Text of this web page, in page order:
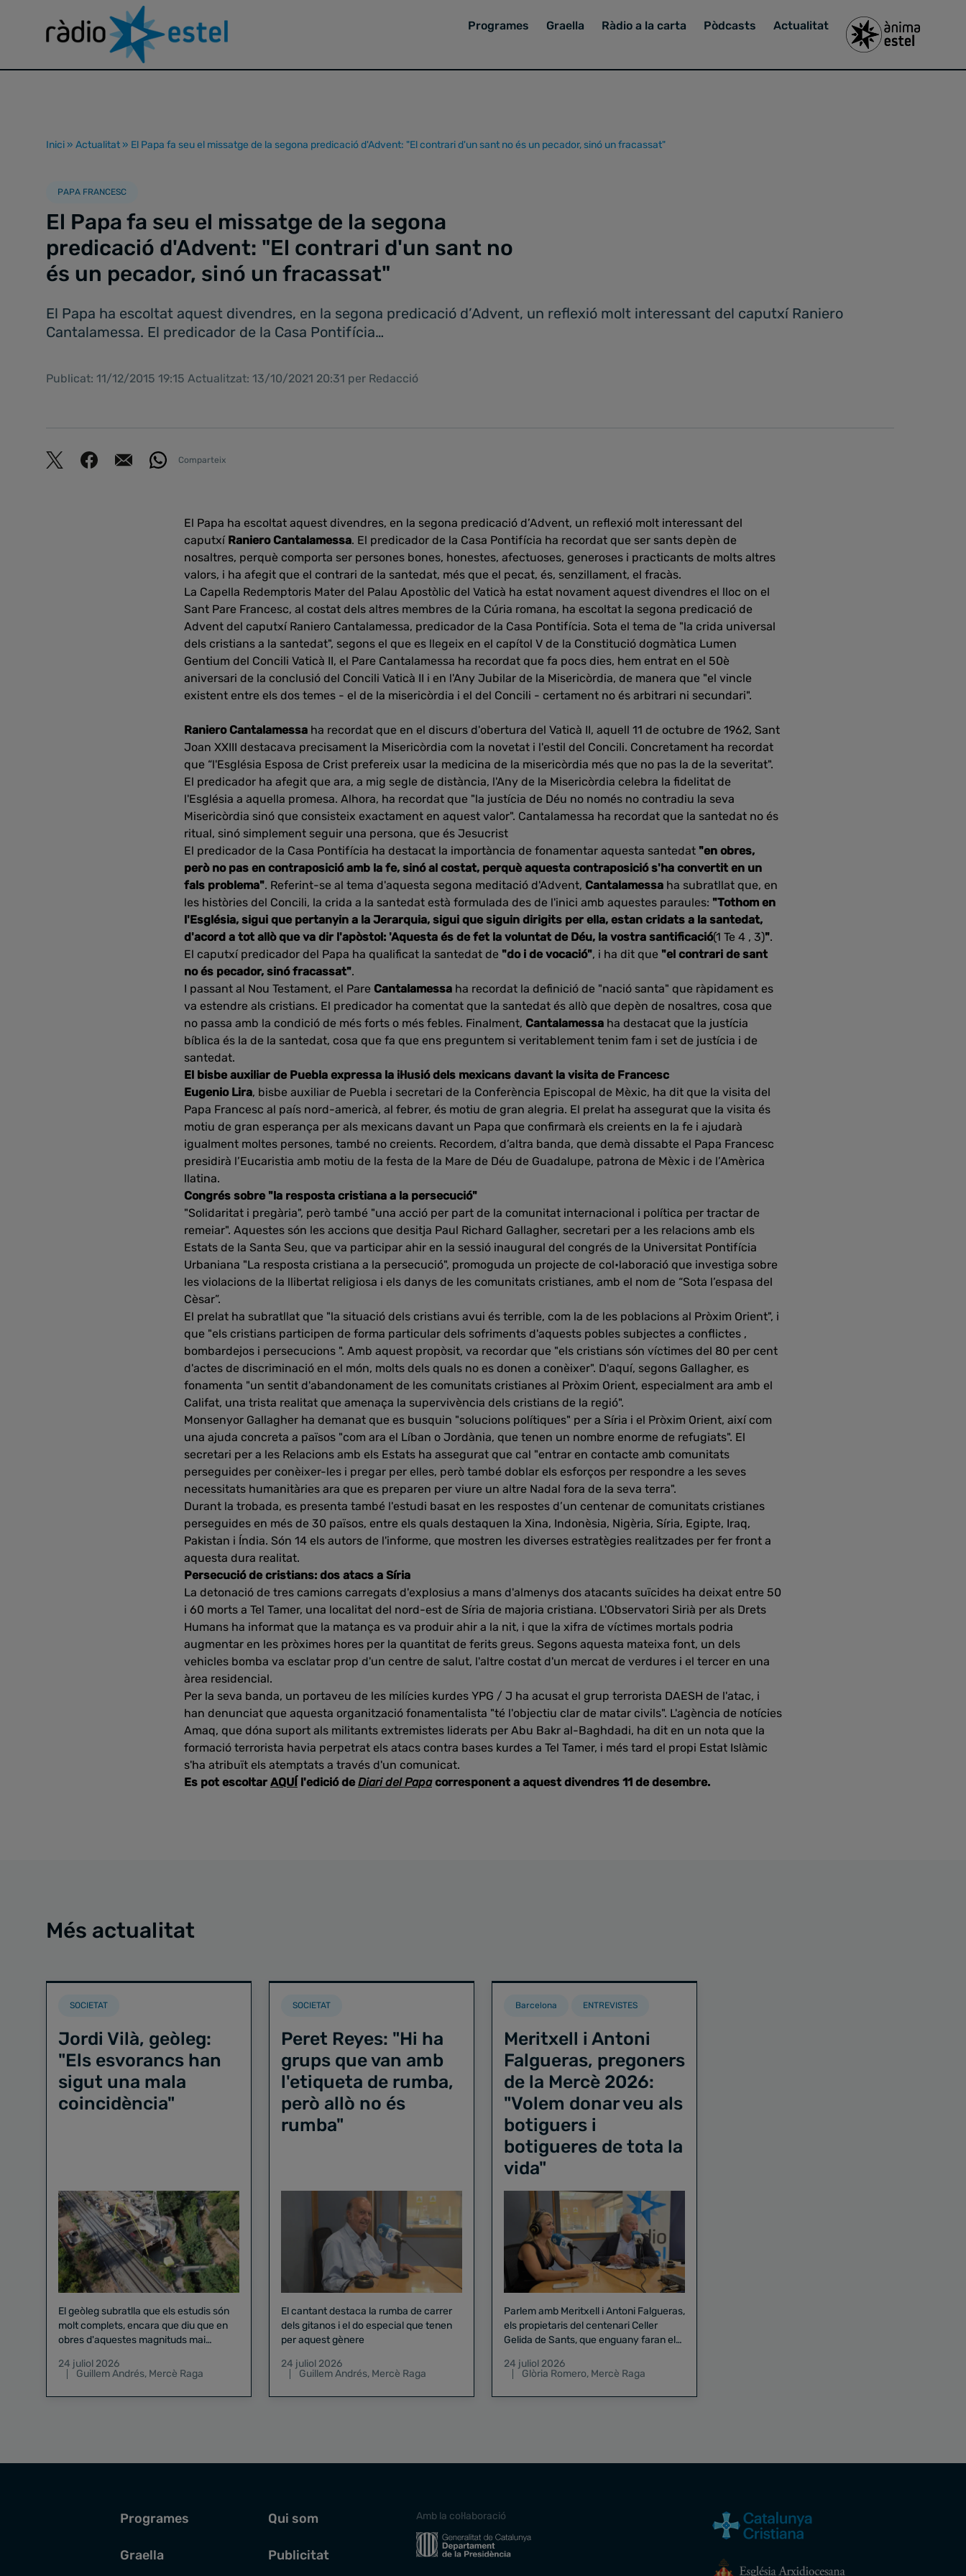
Programes Graella Ràdio a la carta Pòdcasts Actualitat
Inici » Actualitat » El Papa fa seu el missatge de la segona predicació d'Advent: "El contrari d'un sant no és un pecador, sinó un fracassat"
PAPA FRANCESC
El Papa fa seu el missatge de la segona
predicació d'Advent: "El contrari d'un sant no
és un pecador, sinó un fracassat"
El Papa ha escoltat aquest divendres, en la segona predicació d’Advent, un reflexió molt interessant del caputxí Raniero
Cantalamessa. El predicador de la Casa Pontifícia…
Publicat: 11/12/2015 19:15 Actualitzat: 13/10/2021 20:31 per Redacció
Comparteix
El Papa ha escoltat aquest divendres, en la segona predicació d’Advent, un reflexió molt interessant del
caputxí Raniero Cantalamessa. El predicador de la Casa Pontifícia ha recordat que ser sants depèn de
nosaltres, perquè comporta ser persones bones, honestes, afectuoses, generoses i practicants de molts altres
valors, i ha afegit que el contrari de la santedat, més que el pecat, és, senzillament, el fracàs.
La Capella Redemptoris Mater del Palau Apostòlic del Vaticà ha estat novament aquest divendres el lloc on el
Sant Pare Francesc, al costat dels altres membres de la Cúria romana, ha escoltat la segona predicació de
Advent del caputxí Raniero Cantalamessa, predicador de la Casa Pontifícia. Sota el tema de "la crida universal
dels cristians a la santedat", segons el que es llegeix en el capítol V de la Constitució dogmàtica Lumen
Gentium del Concili Vaticà II, el Pare Cantalamessa ha recordat que fa pocs dies, hem entrat en el 50è
aniversari de la conclusió del Concili Vaticà II i en l'Any Jubilar de la Misericòrdia, de manera que "el vincle
existent entre els dos temes - el de la misericòrdia i el del Concili - certament no és arbitrari ni secundari".
Raniero Cantalamessa ha recordat que en el discurs d'obertura del Vaticà II, aquell 11 de octubre de 1962, Sant
Joan XXIII destacava precisament la Misericòrdia com la novetat i l'estil del Concili. Concretament ha recordat
que “l'Església Esposa de Crist prefereix usar la medicina de la misericòrdia més que no pas la de la severitat".
El predicador ha afegit que ara, a mig segle de distància, l'Any de la Misericòrdia celebra la fidelitat de
l'Església a aquella promesa. Alhora, ha recordat que "la justícia de Déu no només no contradiu la seva
Misericòrdia sinó que consisteix exactament en aquest valor". Cantalamessa ha recordat que la santedat no és
ritual, sinó simplement seguir una persona, que és Jesucrist
El predicador de la Casa Pontifícia ha destacat la importància de fonamentar aquesta santedat "en obres,
però no pas en contraposició amb la fe, sinó al costat, perquè aquesta contraposició s'ha convertit en un
fals problema". Referint-se al tema d'aquesta segona meditació d'Advent, Cantalamessa ha subratllat que, en
les històries del Concili, la crida a la santedat està formulada des de l'inici amb aquestes paraules: "Tothom en
l'Església, sigui que pertanyin a la Jerarquia, sigui que siguin dirigits per ella, estan cridats a la santedat,
d'acord a tot allò que va dir l'apòstol: 'Aquesta és de fet la voluntat de Déu, la vostra santificació(1 Te 4 , 3)".
El caputxí predicador del Papa ha qualificat la santedat de "do i de vocació", i ha dit que "el contrari de sant
no és pecador, sinó fracassat".
I passant al Nou Testament, el Pare Cantalamessa ha recordat la definició de "nació santa" que ràpidament es
va estendre als cristians. El predicador ha comentat que la santedat és allò que depèn de nosaltres, cosa que
no passa amb la condició de més forts o més febles. Finalment, Cantalamessa ha destacat que la justícia
bíblica és la de la santedat, cosa que fa que ens preguntem si veritablement tenim fam i set de justícia i de
santedat.
El bisbe auxiliar de Puebla expressa la il·lusió dels mexicans davant la visita de Francesc
Eugenio Lira, bisbe auxiliar de Puebla i secretari de la Conferència Episcopal de Mèxic, ha dit que la visita del
Papa Francesc al país nord-americà, al febrer, és motiu de gran alegria. El prelat ha assegurat que la visita és
motiu de gran esperança per als mexicans davant un Papa que confirmarà els creients en la fe i ajudarà
igualment moltes persones, també no creients. Recordem, d’altra banda, que demà dissabte el Papa Francesc
presidirà l’Eucaristia amb motiu de la festa de la Mare de Déu de Guadalupe, patrona de Mèxic i de l’Amèrica
llatina.
Congrés sobre "la resposta cristiana a la persecució"
"Solidaritat i pregària", però també "una acció per part de la comunitat internacional i política per tractar de
remeiar". Aquestes són les accions que desitja Paul Richard Gallagher, secretari per a les relacions amb els
Estats de la Santa Seu, que va participar ahir en la sessió inaugural del congrés de la Universitat Pontifícia
Urbaniana "La resposta cristiana a la persecució", promoguda un projecte de col•laboració que investiga sobre
les violacions de la llibertat religiosa i els danys de les comunitats cristianes, amb el nom de “Sota l’espasa del
Cèsar”.
El prelat ha subratllat que "la situació dels cristians avui és terrible, com la de les poblacions al Pròxim Orient", i
que "els cristians participen de forma particular dels sofriments d'aquests pobles subjectes a conflictes ,
bombardejos i persecucions ". Amb aquest propòsit, va recordar que "els cristians són víctimes del 80 per cent
d'actes de discriminació en el món, molts dels quals no es donen a conèixer". D'aquí, segons Gallagher, es
fonamenta "un sentit d'abandonament de les comunitats cristianes al Pròxim Orient, especialment ara amb el
Califat, una trista realitat que amenaça la supervivència dels cristians de la regió".
Monsenyor Gallagher ha demanat que es busquin "solucions polítiques" per a Síria i el Pròxim Orient, així com
una ajuda concreta a països "com ara el Líban o Jordània, que tenen un nombre enorme de refugiats". El
secretari per a les Relacions amb els Estats ha assegurat que cal "entrar en contacte amb comunitats
perseguides per conèixer-les i pregar per elles, però també doblar els esforços per respondre a les seves
necessitats humanitàries ara que es preparen per viure un altre Nadal fora de la seva terra".
Durant la trobada, es presenta també l'estudi basat en les respostes d’un centenar de comunitats cristianes
perseguides en més de 30 països, entre els quals destaquen la Xina, Indonèsia, Nigèria, Síria, Egipte, Iraq,
Pakistan i Índia. Són 14 els autors de l'informe, que mostren les diverses estratègies realitzades per fer front a
aquesta dura realitat.
Persecució de cristians: dos atacs a Síria
La detonació de tres camions carregats d'explosius a mans d'almenys dos atacants suïcides ha deixat entre 50
i 60 morts a Tel Tamer, una localitat del nord-est de Síria de majoria cristiana. L'Observatori Sirià per als Drets
Humans ha informat que la matança es va produir ahir a la nit, i que la xifra de víctimes mortals podria
augmentar en les pròximes hores per la quantitat de ferits greus. Segons aquesta mateixa font, un dels
vehicles bomba va esclatar prop d'un centre de salut, l'altre costat d'un mercat de verdures i el tercer en una
àrea residencial.
Per la seva banda, un portaveu de les milícies kurdes YPG / J ha acusat el grup terrorista DAESH de l'atac, i
han denunciat que aquesta organització fonamentalista "té l'objectiu clar de matar civils". L'agència de notícies
Amaq, que dóna suport als militants extremistes liderats per Abu Bakr al-Baghdadi, ha dit en un nota que la
formació terrorista havia perpetrat els atacs contra bases kurdes a Tel Tamer, i més tard el propi Estat Islàmic
s'ha atribuït els atemptats a través d'un comunicat.
Es pot escoltar AQUÍ l'edició deDiari del Papacorresponent a aquest divendres 11 de desembre.
Més actualitat
SOCIETAT
Jordi Vilà, geòleg:
"Els esvorancs han
sigut una mala
coincidència"
El geòleg subratlla que els estudis són
molt complets, encara que diu que en
obres d'aquestes magnituds mai
24 juliol 2026
Guillem Andrés, Mercè Raga
SOCIETAT
Peret Reyes: "Hi ha
grups que van amb
l'etiqueta de rumba,
però allò no és
rumba"
El cantant destaca la rumba de carrer
dels gitanos i el do especial que tenen
per aquest gènere
24 juliol 2026
Guillem Andrés, Mercè Raga
Barcelona ENTREVISTES
Meritxell i Antoni
Falgueras, pregoners
de la Mercè 2026:
"Volem donar veu als
botiguers i
botigueres de tota la
vida"
Parlem amb Meritxell i Antoni Falgueras,
els propietaris del centenari Celler
Gelida de Sants, que enguany faran el
24 juliol 2026
Glòria Romero, Mercè Raga
Programes
Graella
Qui som
Publicitat
Amb la col·laboració